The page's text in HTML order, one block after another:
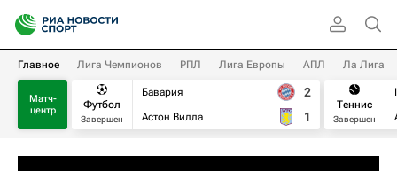
Главное Лига Чемпионов РПЛ Лига Европы АПЛ Ла Лига
Матч-
центр
Футбол
Завершен
Бавария
Астон Вилла
2
1
Теннис
Завершен